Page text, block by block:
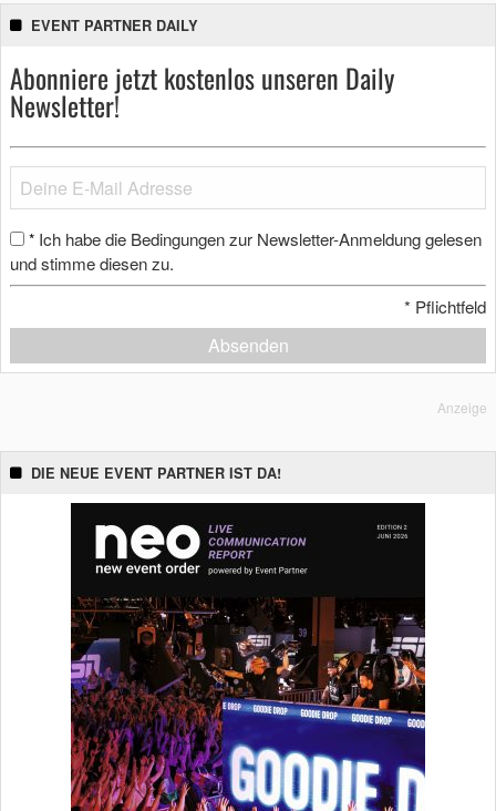
EVENT PARTNER DAILY
Abonniere jetzt kostenlos unseren Daily
Newsletter!
* Ich habe die Bedingungen zur Newsletter-Anmeldung gelesen
und stimme diesen zu.
* Pflichtfeld
Absenden
Anzeige
DIE NEUE EVENT PARTNER IST DA!